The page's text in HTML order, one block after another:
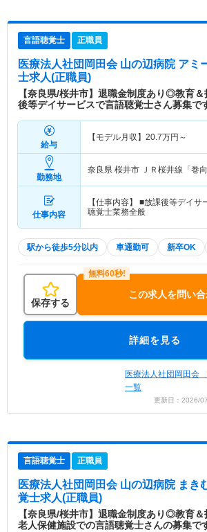
言語聴覚士 正職員
医療法人社団岡田会 山の辺病院 アミ
士求人(正職員)
【奈良県/桜井市】退職金制度あり◎教育
後等デイサービスで言語聴覚士さん募集で
給与
【モデル月収】 20.7万円～
勤務地
奈良県 桜井市 ＪＲ桜井線「巻
仕事内容
【仕事内容】 ■放課後等デイ
聴覚士業務全般
駅から徒歩5分以内 車通勤可 新卒OK
保存する
この求人を問い
詳細を見る
医療法人社団岡田会
一覧
更新日：2026/
言語聴覚士 正職員
医療法人社団岡田会 山の辺病院 まき
覚士求人(正職員)
【奈良県/桜井市】退職金制度あり◎教育
老人保健施設での言語聴覚士さんの募集で